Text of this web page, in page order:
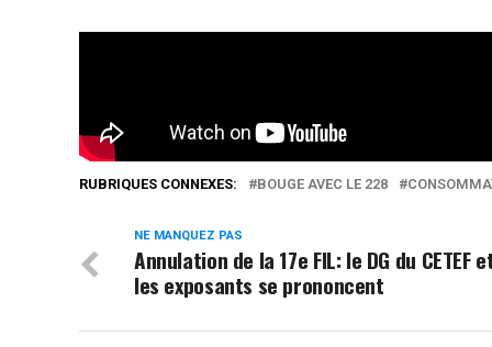
RUBRIQUES CONNEXES: BOUGE AVEC LE 228
NE MANQUEZ PAS
Annulation de la 17e FIL: le DG du CETEF
les exposants se prononcent